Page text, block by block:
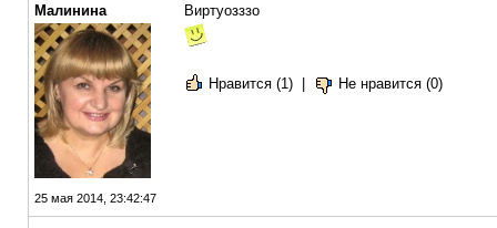
Малинина
25 мая 2014, 23:42:47
Виртуозззо
Нравится (1) Не нравится (0)